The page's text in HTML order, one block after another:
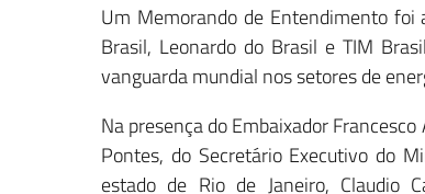
Um Memorando de Entendimento foi
Brasil, Leonardo do Brasil e TIM
vanguarda mundial nos setores de
Na presença do Embaixador
Pontes, do Secretário Executivo do
estado de Rio de Janeiro, Claudio